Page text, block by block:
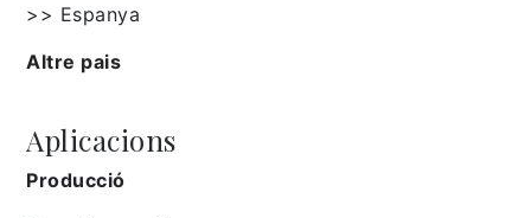
>> Espanya
Altre pais
Aplicacions
Producció